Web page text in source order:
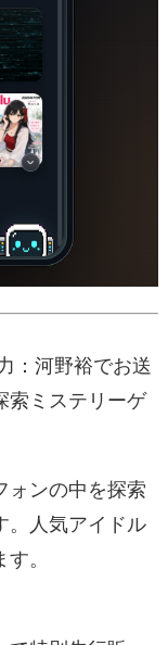
：河野裕でお送
索ミステリーゲ
ォンの中を探索
。人気アイドル
。